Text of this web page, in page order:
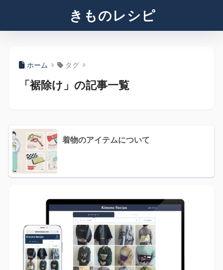
きものレシピ
ホーム タグ
「裾除け」の記事一覧
着物のアイテムについて